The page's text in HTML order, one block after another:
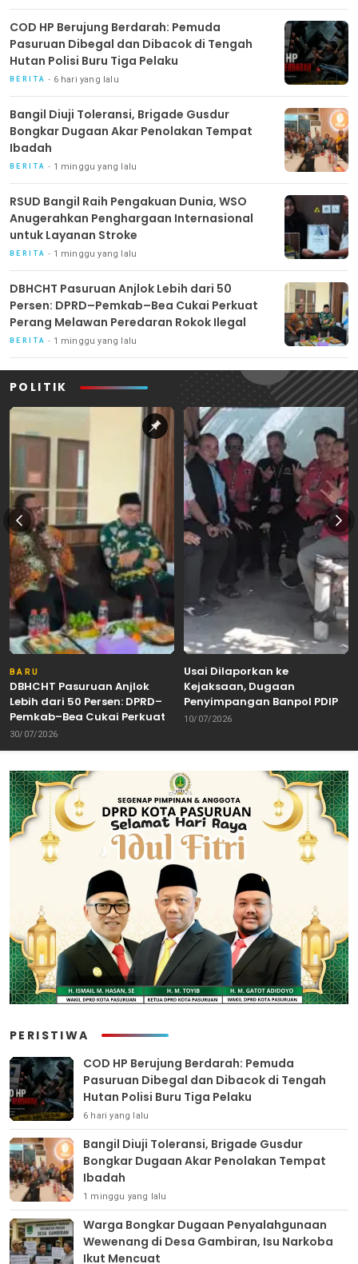
COD HP Berujung Berdarah: Pemuda
Pasuruan Dibegal dan Dibacok di Tengah
Hutan Polisi Buru Tiga Pelaku
BERITA 6 hari yang lalu
Bangil Diuji Toleransi, Brigade Gusdur
Bongkar Dugaan Akar Penolakan Tempat
Ibadah
BERITA 1 minggu yang lalu
RSUD Bangil Raih Pengakuan Dunia, WSO
Anugerahkan Penghargaan Internasional
untuk Layanan Stroke
BERITA 1 minggu yang lalu
DBHCHT Pasuruan Anjlok Lebih dari 50
Persen: DPRD–Pemkab–Bea Cukai Perkuat
Perang Melawan Peredaran Rokok Ilegal
BERITA 1 minggu yang lalu
POLITIK
BARU
DBHCHT Pasuruan Anjlok
Lebih dari 50 Persen: DPRD–
Pemkab–Bea Cukai Perkuat
Perang Melawan Peredaran
Rokok Ilegal
30/07/2026
Usai Dilaporkan ke
Kejaksaan, Dugaan
Penyimpangan Banpol PDIP
Pasuruan Dinyatakan
Cabut Laporan”
10/07/2026
PERISTIWA
COD HP Berujung Berdarah: Pemuda
Pasuruan Dibegal dan Dibacok di Tengah
Hutan Polisi Buru Tiga Pelaku
6 hari yang lalu
Bangil Diuji Toleransi, Brigade Gusdur
Bongkar Dugaan Akar Penolakan Tempat
Ibadah
1 minggu yang lalu
Warga Bongkar Dugaan Penyalahgunaan
Wewenang di Desa Gambiran, Isu Narkoba
Ikut Mencuat